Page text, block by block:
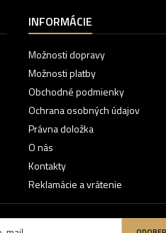
INFORMÁCIE
Možnosti dopravy
Možnosti platby
Obchodné podmienky
Ochrana osobných údajov
Právna doložka
O nás
Kontakty
Reklamácie a vrátenie